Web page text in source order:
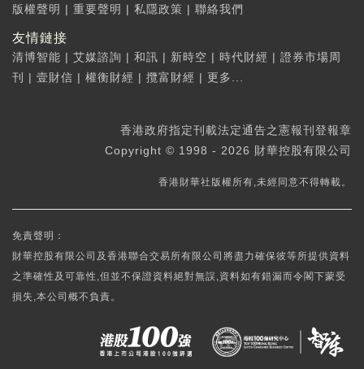
版權聲明 | 重要聲明 | 私隱政策 | 聯絡我們
友情鏈接
清博智能 | 艾媒諮詢 | 和訊 | 新時空 | 時代財經 | 證券市場周
刊
| 壹財信 | 權衡財經 | 攬富財經 | 更多...
香港政府指定刊載法定通告之憲報刊登報章
Copyright © 1998 - 2026 財華控股有限公司
香港財華社版權所有,未經同意不得轉載。
免責聲明：
財華控股有限公司及香港聯合交易所有限公司將盡力確保彼等所提供資料
之準確性及可靠性,但並不保證資料絕對無誤,資料如有錯漏而令閣下蒙受
損失,本公司概不負責。